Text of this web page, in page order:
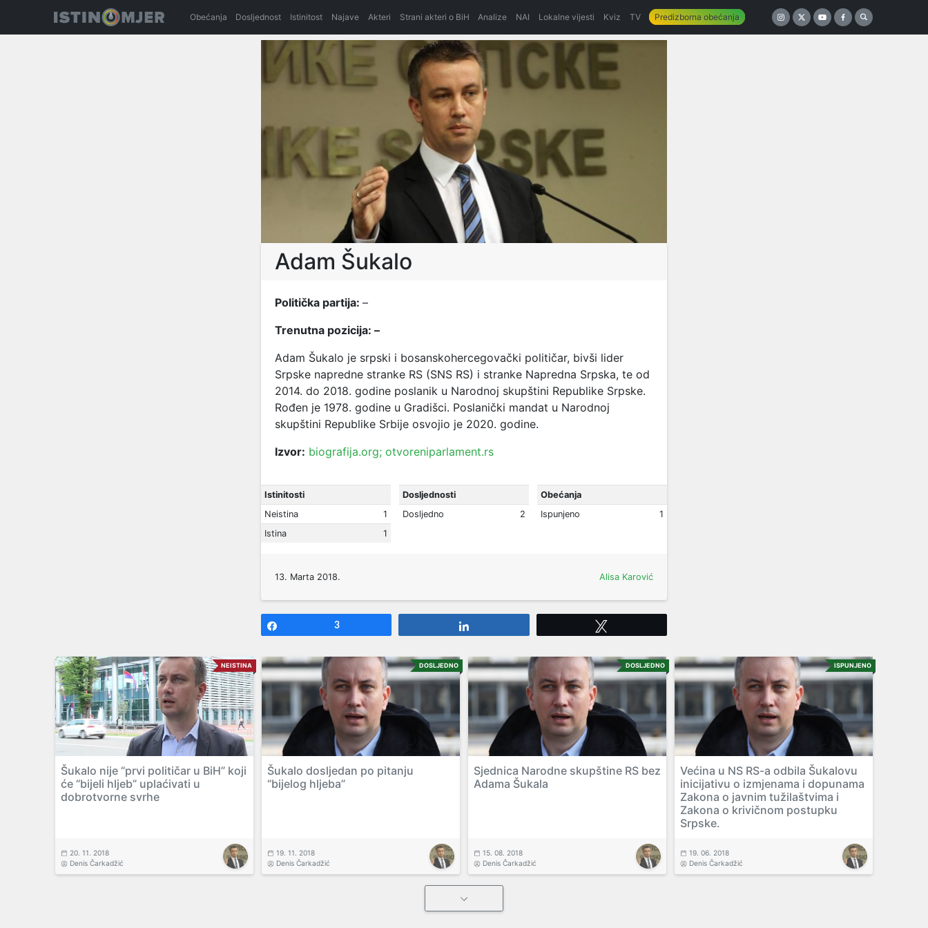
Obećanja Dosljednost Istinitost Najave Akteri Strani akteri o BiH Analize NAI Lokalne vijesti Kviz TV Predizborna obećanja
Adam Šukalo
Politička partija: –
Trenutna pozicija: –
Adam Šukalo je srpski i bosanskohercegovački političar, bivši lider
Srpske napredne stranke RS (SNS RS) i stranke Napredna Srpska, te od
2014. do 2018. godine poslanik u Narodnoj skupštini Republike Srpske.
Rođen je 1978. godine u Gradišci. Poslanički mandat u Narodnoj
skupštini Republike Srbije osvojio je 2020. godine.
Izvor: biografija.org; otvoreniparlament.rs
Istinitosti
Neistina
1
Istina
1
Dosljednosti
Dosljedno
2
Obećanja
Ispunjeno
1
13. Marta 2018. Alisa Karović
3
NEISTINA
Šukalo nije “prvi političar u BiH” koji
će “bijeli hljeb” uplaćivati u
dobrotvorne svrhe
20. 11. 2018
Denis Čarkadžić
DOSLJEDNO
Šukalo dosljedan po pitanju
“bijelog hljeba”
19. 11. 2018
Denis Čarkadžić
DOSLJEDNO
Sjednica Narodne skupštine RS bez
Adama Šukala
15. 08. 2018
Denis Čarkadžić
ISPUNJENO
Većina u NS RS-a odbila Šukalovu
inicijativu o izmjenama i dopunama
Zakona o javnim tužilaštvima i
Zakona o krivičnom postupku
Srpske.
19. 06. 2018
Denis Čarkadžić